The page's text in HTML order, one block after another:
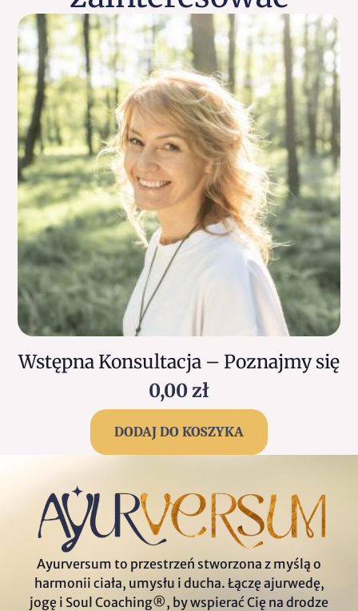
Wstępna Konsultacja – Poznajmy się
0,00zł
DODAJ DO KOSZYKA
Ayurversum to przestrzeń stworzona z myślą o
harmonii ciała, umysłu i ducha. Łączę ajurwedę,
jogę i Soul Coaching®, by wspierać Cię na drodze